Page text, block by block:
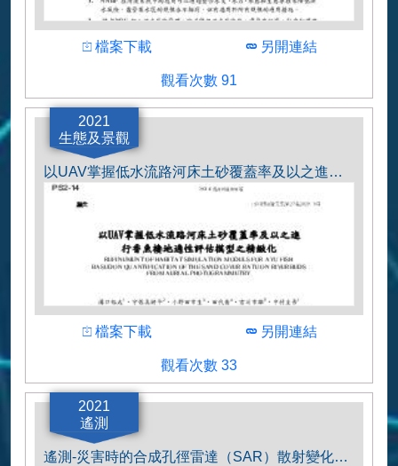
U.S. Army Engineer Research and
Development Center
下載
檔案下載 下載
另開連結
觀看次數 91
2021
生態及景觀
2021年度河川技術に関するシンポジウムおよ
び「河川技術論文集 第27巻」
以UAV掌握低水流路河床土砂覆蓋率及以之進行香魚棲地適性評估模型之精緻化.pdf
下載
檔案下載 下載
另開連結
觀看次數 33
2021
遙測
遙測-災害時的合成孔徑雷達（SAR）散射變化案例解說集.pdf